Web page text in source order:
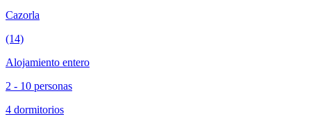
Cazorla
(14)
Alojamiento entero
2 - 10 personas
4 dormitorios